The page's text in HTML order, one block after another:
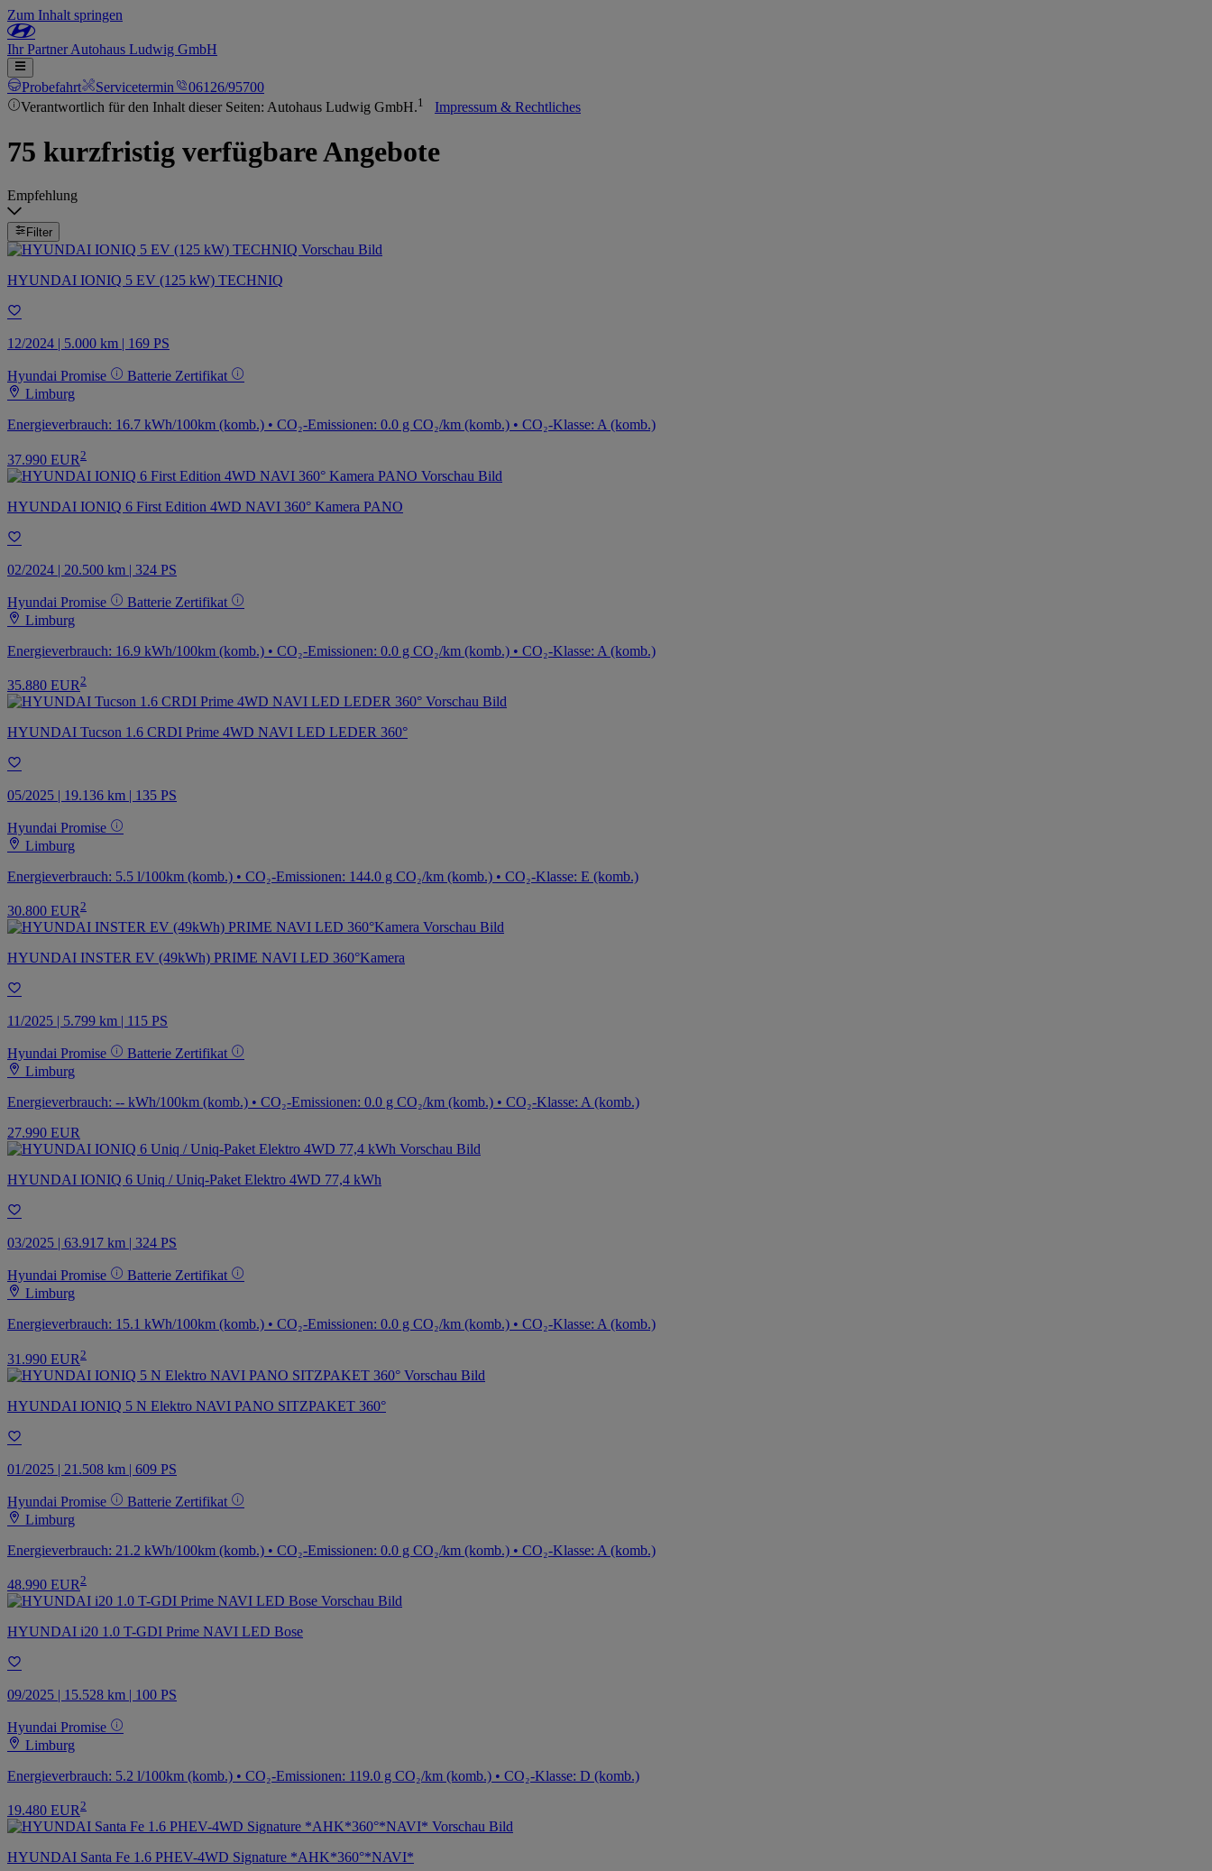
Zum Inhalt springen
IhrPartnerAutohaus Ludwig GmbH
Probefahrt Servicetermin
06126/95700
Verantwortlich für den Inhalt dieser Seiten: Autohaus Ludwig GmbH.1 Impressum & Rechtliches
75 kurzfristig verfügbare Angebote
Empfehlung
Filter
HYUNDAI IONIQ 5 EV (125 kW) TECHNIQ
12/2024 | 5.000 km | 169 PS
Hyundai Promise
Batterie Zertifikat
Limburg
Energieverbrauch: 16.7 kWh/100km (komb.) • CO₂-Emissionen: 0.0 g CO₂/km (komb.) • CO₂-Klasse: A (komb.)
37.990 EUR 2
HYUNDAI IONIQ 6 First Edition 4WD NAVI 360° Kamera PANO
02/2024 | 20.500 km | 324 PS
Hyundai Promise
Batterie Zertifikat
Limburg
Energieverbrauch: 16.9 kWh/100km (komb.) • CO₂-Emissionen: 0.0 g CO₂/km (komb.) • CO₂-Klasse: A (komb.)
35.880 EUR 2
HYUNDAI Tucson 1.6 CRDI Prime 4WD NAVI LED LEDER 360°
05/2025 | 19.136 km | 135 PS
Hyundai Promise
Limburg
Energieverbrauch: 5.5 l/100km (komb.) • CO₂-Emissionen: 144.0 g CO₂/km (komb.) • CO₂-Klasse: E (komb.)
30.800 EUR 2
HYUNDAI INSTER EV (49kWh) PRIME NAVI LED 360°Kamera
11/2025 | 5.799 km | 115 PS
Hyundai Promise
Batterie Zertifikat
Limburg
Energieverbrauch: -- kWh/100km (komb.) • CO₂-Emissionen: 0.0 g CO₂/km (komb.) • CO₂-Klasse: A (komb.)
27.990 EUR
HYUNDAI IONIQ 6 Uniq / Uniq-Paket Elektro 4WD 77,4 kWh
03/2025 | 63.917 km | 324 PS
Hyundai Promise
Batterie Zertifikat
Limburg
Energieverbrauch: 15.1 kWh/100km (komb.) • CO₂-Emissionen: 0.0 g CO₂/km (komb.) • CO₂-Klasse: A (komb.)
31.990 EUR 2
HYUNDAI IONIQ 5 N Elektro NAVI PANO SITZPAKET 360°
01/2025 | 21.508 km | 609 PS
Hyundai Promise
Batterie Zertifikat
Limburg
Energieverbrauch: 21.2 kWh/100km (komb.) • CO₂-Emissionen: 0.0 g CO₂/km (komb.) • CO₂-Klasse: A (komb.)
48.990 EUR 2
HYUNDAI i20 1.0 T-GDI Prime NAVI LED Bose
09/2025 | 15.528 km | 100 PS
Hyundai Promise
Limburg
Energieverbrauch: 5.2 l/100km (komb.) • CO₂-Emissionen: 119.0 g CO₂/km (komb.) • CO₂-Klasse: D (komb.)
19.480 EUR 2
HYUNDAI Santa Fe 1.6 PHEV-4WD Signature *AHK*360°*NAVI*